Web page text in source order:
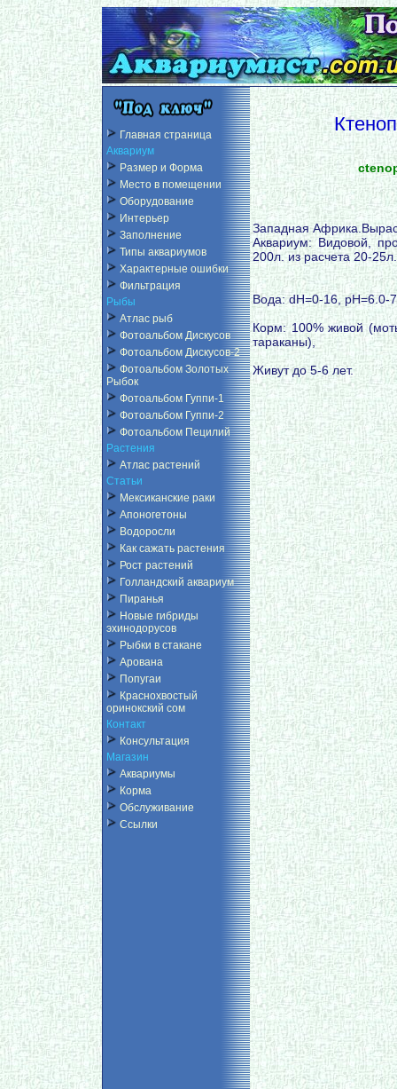
Главная страница
Аквариум
Размер и Форма
Место в помещении
Оборудование
Интерьер
Заполнение
Типы аквариумов
Характерные ошибки
Фильтрация
Рыбы
Атлас рыб
Фотоальбом Дискусов
Фотоальбом Дискусов-2
Фотоальбом Золотых
Рыбок
Фотоальбом Гуппи-1
Фотоальбом Гуппи-2
Фотоальбом Пецилий
Растения
Атлас растений
Статьи
Мексиканские раки
Апоногетоны
Водоросли
Как сажать растения
Рост растений
Голландский аквариум
Пиранья
Новые гибриды
эхинодорусов
Рыбки в стакане
Арована
Попугаи
Краснохвостый
оринокский сом
Контакт
Консультация
Магазин
Аквариумы
Корма
Обслуживание
Ссылки
Западная
Аквариум: Видовой,
200л. из расчета 20-
Вода: dH=0-16, pH=6.0-
Корм: 100% живой
тараканы),
Живут до 5-6 лет.